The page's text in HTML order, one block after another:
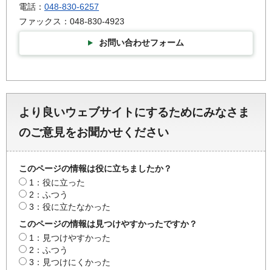
電話： 048-830-6257
ファックス：048-830-4923
お問い合わせフォーム
より良いウェブサイトにするためにみなさま
のご意見をお聞かせください
このページの情報は役に立ちましたか？
1：役に立った
2：ふつう
3：役に立たなかった
このページの情報は見つけやすかったですか？
1：見つけやすかった
2：ふつう
3：見つけにくかった